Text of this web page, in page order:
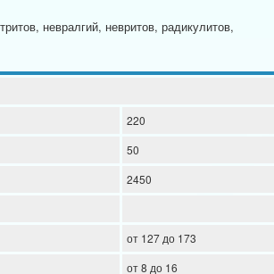
невралгий, невритов, радикулитов,
220
50
2450
от 127 до 173
от 8 до 16